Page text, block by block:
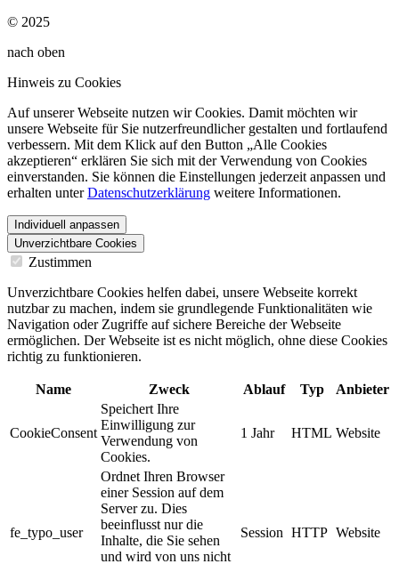
© 2025
nach oben
Hinweis zu Cookies
Auf unserer Webseite nutzen wir Cookies. Damit möchten wir
unsere Webseite für Sie nutzerfreundlicher gestalten und fortlaufend
verbessern. Mit dem Klick auf den Button „Alle Cookies
akzeptieren“ erklären Sie sich mit der Verwendung von Cookies
einverstanden. Sie können die Einstellungen jederzeit anpassen und
erhalten unterDatenschutzerklärung weitere Informationen.
Individuell anpassen
Unverzichtbare Cookies
Zustimmen
Unverzichtbare Cookies helfen dabei, unsere Webseite korrekt
nutzbar zu machen, indem sie grundlegende Funktionalitäten wie
Navigation oder Zugriffe auf sichere Bereiche der Webseite
ermöglichen. Der Webseite ist es nicht möglich, ohne diese Cookies
richtig zu funktionieren.
Name Zweck Ablauf Typ Anbieter
CookieConsent
Speichert Ihre
Einwilligung zur
Verwendung von
Cookies.
1 Jahr HTML Website
fe_typo_user
Ordnet Ihren Browser
einer Session auf dem
Server zu. Dies
beeinflusst nur die
Inhalte, die Sie sehen
und wird von uns nicht
Session HTTP Website